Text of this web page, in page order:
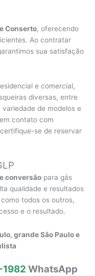
Conserto, oferecendo
Ao contratar
sua satisfação
e comercial,
diversas, entre
de modelos e
contato com
se de reservar
conversão para gás
qualidade e resultados
todos os outros,
e o resultado.
grande São Paulo e
1982 WhatsApp